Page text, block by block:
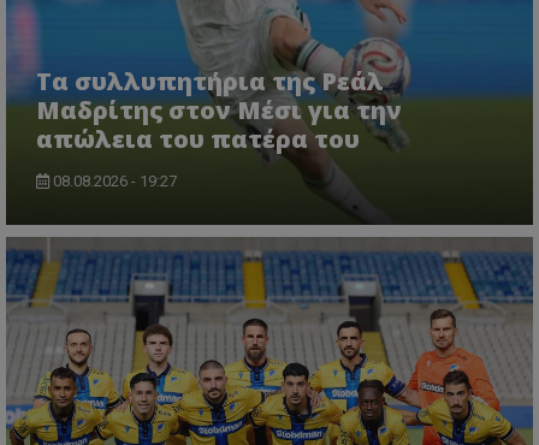
Τα συλλυπητήρια της Ρεάλ
Μαδρίτης στον Μέσι για την
απώλεια του πατέρα του
08.08.2026 - 19:27